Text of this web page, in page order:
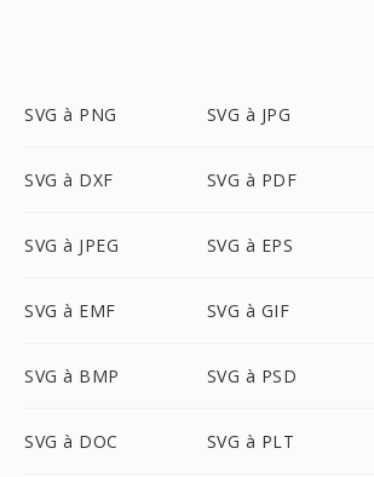
SVG à PNG SVG à JPG
SVG à DXF SVG à PDF
SVG à JPEG SVG à EPS
SVG à EMF SVG à GIF
SVG à BMP SVG à PSD
SVG à DOC SVG à PLT